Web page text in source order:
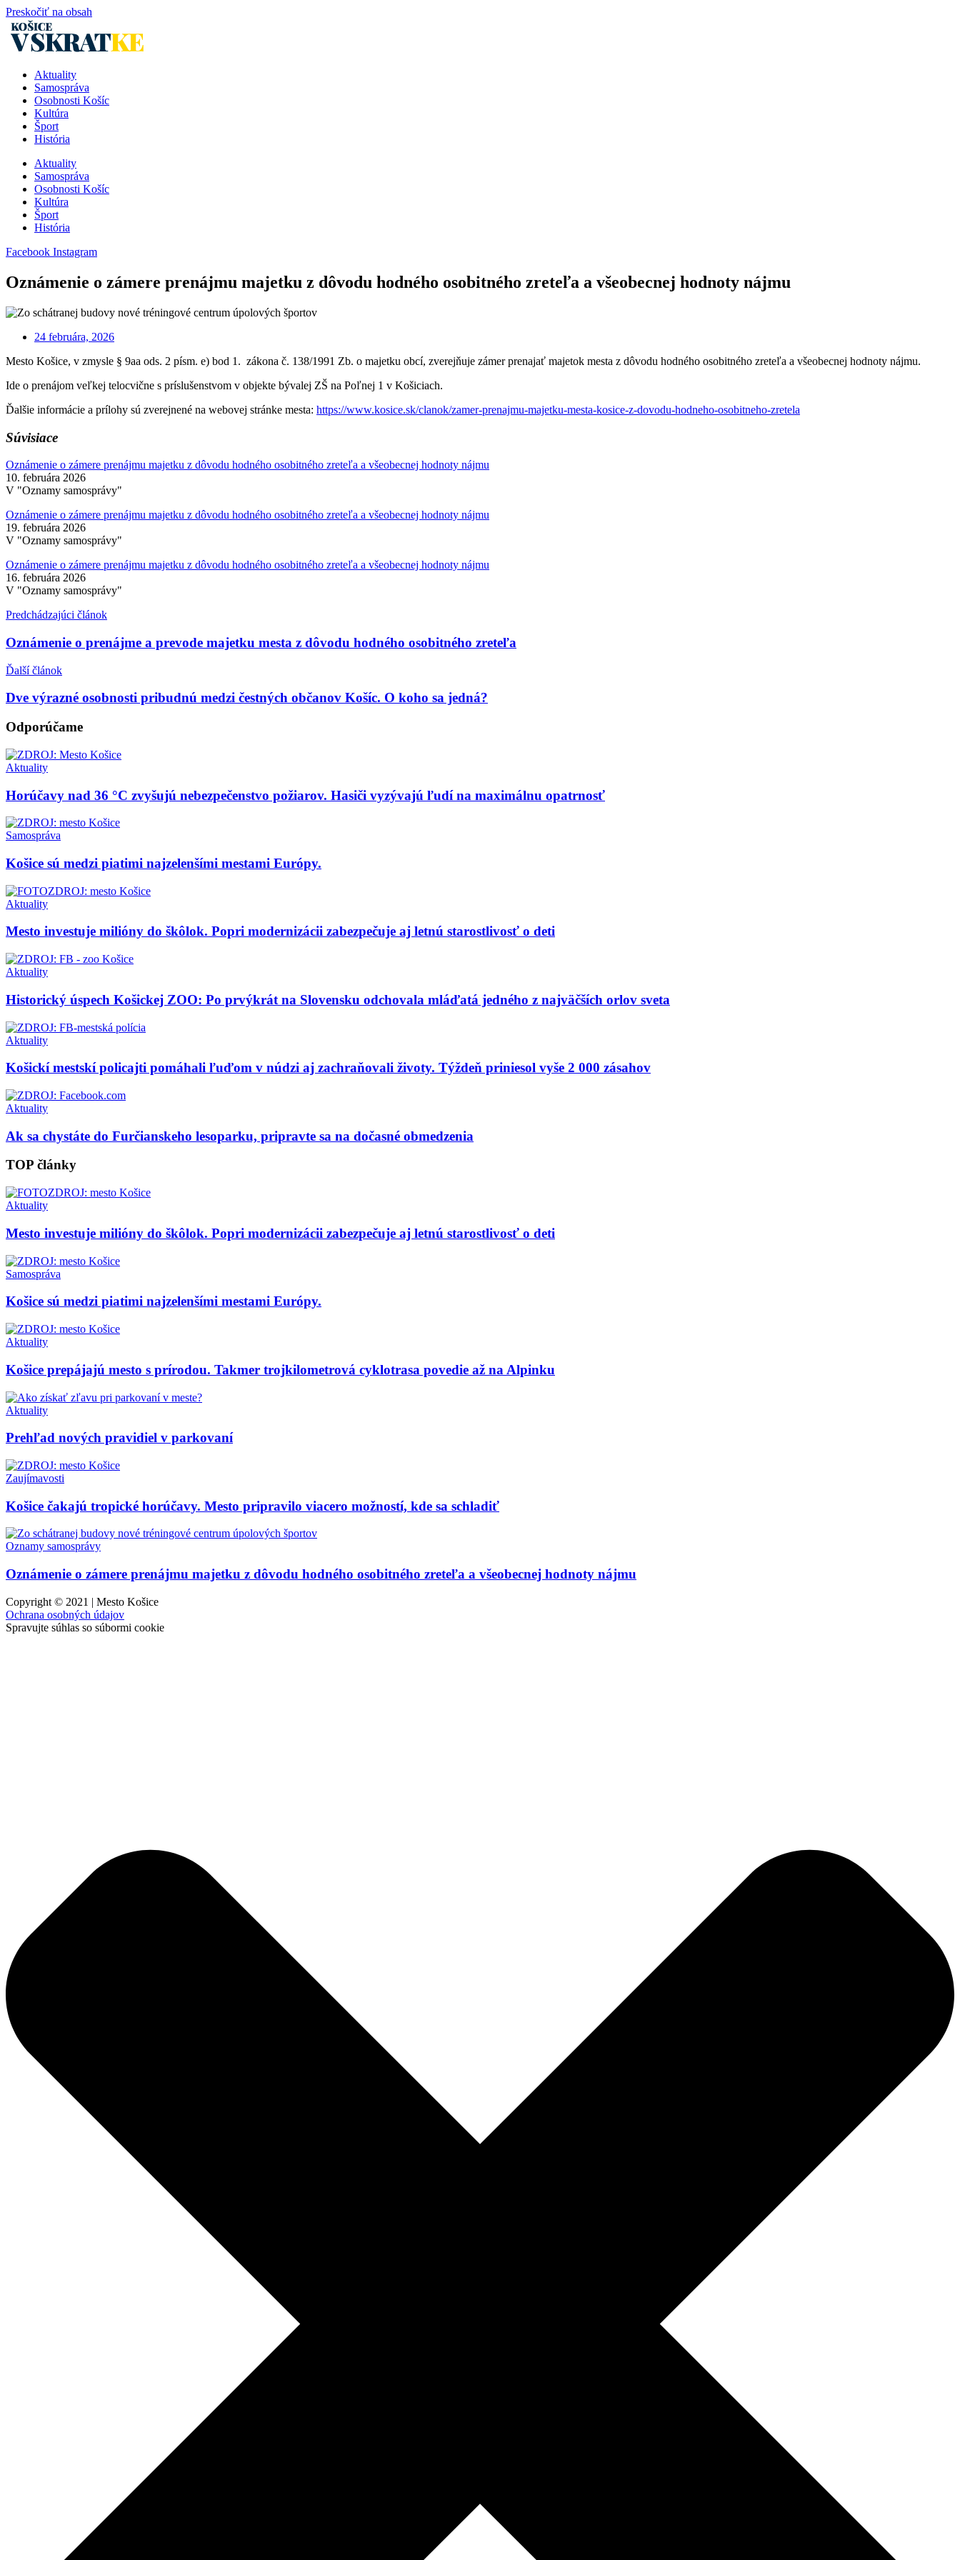
Preskočiť na obsah
Aktuality
Samospráva
Osobnosti Košíc
Kultúra
Šport
História
Aktuality
Samospráva
Osobnosti Košíc
Kultúra
Šport
História
Facebook Instagram
Oznámenie o zámere prenájmu majetku z dôvodu hodného osobitného zreteľa a všeobecnej hodnoty nájmu
24 februára, 2026
Mesto Košice, v zmysle § 9aa ods. 2 písm. e) bod 1. zákona č. 138/1991 Zb. o majetku obcí, zverejňuje zámer prenajať majetok mesta z dôvodu hodného osobitného zreteľa a všeobecnej hodnoty nájmu.
Ide o prenájom veľkej telocvične s príslušenstvom v objekte bývalej ZŠ na Poľnej 1 v Košiciach.
Ďalšie informácie a prílohy sú zverejnené na webovej stránke mesta: https://www.kosice.sk/clanok/zamer-prenajmu-majetku-mesta-kosice-z-dovodu-hodneho-osobitneho-zretela
Súvisiace
Oznámenie o zámere prenájmu majetku z dôvodu hodného osobitného zreteľa a všeobecnej hodnoty nájmu
10. februára 2026
V "Oznamy samosprávy"
Oznámenie o zámere prenájmu majetku z dôvodu hodného osobitného zreteľa a všeobecnej hodnoty nájmu
19. februára 2026
V "Oznamy samosprávy"
Oznámenie o zámere prenájmu majetku z dôvodu hodného osobitného zreteľa a všeobecnej hodnoty nájmu
16. februára 2026
V "Oznamy samosprávy"
Predchádzajúci článok
Oznámenie o prenájme a prevode majetku mesta z dôvodu hodného osobitného zreteľa
Ďalší článok
Dve výrazné osobnosti pribudnú medzi čestných občanov Košíc. O koho sa jedná?
Odporúčame
Aktuality
Horúčavy nad 36 °C zvyšujú nebezpečenstvo požiarov. Hasiči vyzývajú ľudí na maximálnu opatrnosť
Samospráva
Košice sú medzi piatimi najzelenšími mestami Európy.
Aktuality
Mesto investuje milióny do škôlok. Popri modernizácii zabezpečuje aj letnú starostlivosť o deti
Aktuality
Historický úspech Košickej ZOO: Po prvýkrát na Slovensku odchovala mláďatá jedného z najväčších orlov sveta
Aktuality
Košickí mestskí policajti pomáhali ľuďom v núdzi aj zachraňovali životy. Týždeň priniesol vyše 2 000 zásahov
Aktuality
Ak sa chystáte do Furčianskeho lesoparku, pripravte sa na dočasné obmedzenia
TOP články
Aktuality
Mesto investuje milióny do škôlok. Popri modernizácii zabezpečuje aj letnú starostlivosť o deti
Samospráva
Košice sú medzi piatimi najzelenšími mestami Európy.
Aktuality
Košice prepájajú mesto s prírodou. Takmer trojkilometrová cyklotrasa povedie až na Alpinku
Aktuality
Prehľad nových pravidiel v parkovaní
Zaujímavosti
Košice čakajú tropické horúčavy. Mesto pripravilo viacero možností, kde sa schladiť
Oznamy samosprávy
Oznámenie o zámere prenájmu majetku z dôvodu hodného osobitného zreteľa a všeobecnej hodnoty nájmu
Copyright © 2021 | Mesto Košice
Ochrana osobných údajov
Spravujte súhlas so súbormi cookie